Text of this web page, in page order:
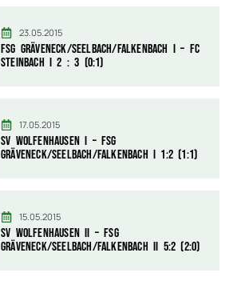
23.05.2015
FSG Gräveneck/Seelbach/Falkenbach I – FC
Steinbach I 2 : 3 (0:1)
17.05.2015
SV Wolfenhausen I – FSG
Gräveneck/Seelbach/Falkenbach I 1:2 (1:1)
15.05.2015
SV Wolfenhausen II – FSG
Gräveneck/Seelbach/Falkenbach II 5:2 (2:0)